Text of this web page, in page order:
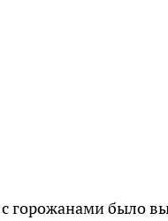
с горожанами было